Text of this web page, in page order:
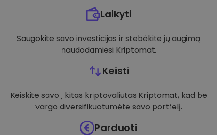
Laikyti
Saugokite savo investicijas ir stebėkite jų augimą
naudodamiesi Kriptomat.
Keisti
Keiskite savo į kitas kriptovaliutas Kriptomat, kad be
vargo diversifikuotumėte savo portfelį.
Parduoti